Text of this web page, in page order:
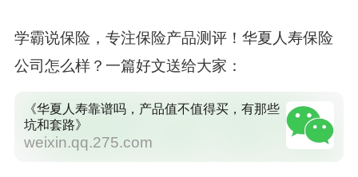
学霸说保险，专注保险产品测评！华夏人寿保险
公司怎么样？一篇好文送给大家：
《华夏人寿靠谱吗，产品值不值得买，有那些
坑和套路》
weixin.qq.275.com